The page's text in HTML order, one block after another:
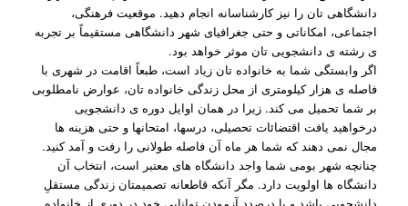
دانشگاهی تان را نیز کارشناسانه انجام دهید. موقعیت فرهنگی،
اجتماعی، امکاناتی و حتی جغرافیای شهر دانشگاهی مستقیماً بر تجربه
ی رشته ی دانشجویی تان موثر خواهد بود.
اگر وابستگی شما به خانواده تان زیاد است، طبعاً اقامت در شهری با
فاصله ی هزار کیلومتری از محل زندگی خانواده تان، عوارض نامطلوبی
بر شما تحمیل می کند. زیرا در همان اوایل دوره ی دانشجویی
درخواهید یافت اقتضائات تحصیلی، درسها، امتحانها و حتی هزینه ها
مجال نمی دهند که شما هر ماه آن فاصله طولانی را رفت و آمد کنید.
چنانچه شهر بومی شما واجد دانشگاه های معتبر است، انتخاب آن
دانشگاه ها اولویت دارد. مگر آنکه قاطعانه تصمیمتان زندگی مستقلِ